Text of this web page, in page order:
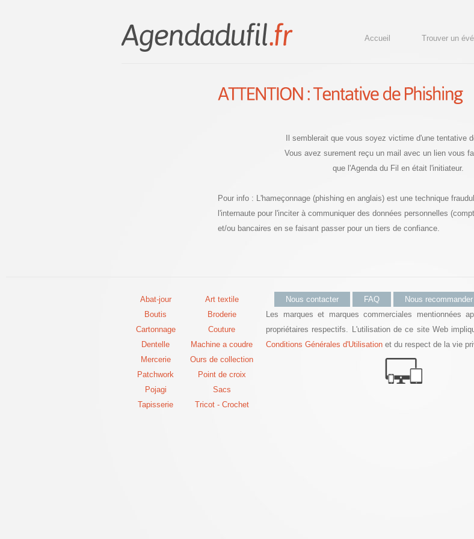
Accueil Trouver un
Il semblerait que vous soyez victime d'une tentative
Vous avez surement reçu un mail avec un lien vous
que l'Agenda du Fil en était l'initiateur.
Pour info : L'hameçonnage (phishing en anglais) est une technique
l'internaute pour l'inciter à communiquer des données personnelles
et/ou bancaires en se faisant passer pour un tiers de confiance.
Abat-jour
Art textile
Boutis
Broderie
Cartonnage
Couture
Dentelle
Machine a coudre
Mercerie
Ours de collection
Patchwork
Point de croix
Pojagi
Sacs
Tapisserie
Tricot - Crochet
Nous contacter FAQ Nous recommander
Les marques et marques commerciales mentionnées
propriétaires respectifs. L'utilisation de ce site Web
Conditions Générales d'Utilisation et du respect de la vie